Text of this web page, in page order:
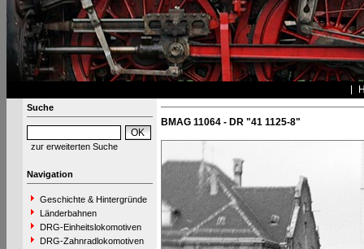
Suche
zur erweiterten Suche
Navigation
Geschichte & Hintergründe
Länderbahnen
DRG-Einheitslokomotiven
DRG-Zahnradlokomotiven
BMAG 11064 - DR "41 1125-8"